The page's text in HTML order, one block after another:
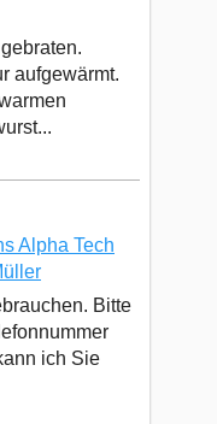
aufgewärmt.
Alpha Tech
Bitte
ich Sie